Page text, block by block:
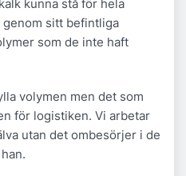
kunna stå för hela
genom sitt befintliga
som de inte haft
volymen men det som
för logistiken. Vi arbetar
utan det ombesörjer i de